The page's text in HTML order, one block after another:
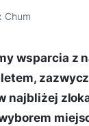
Chum
wsparcia z
najbliżej